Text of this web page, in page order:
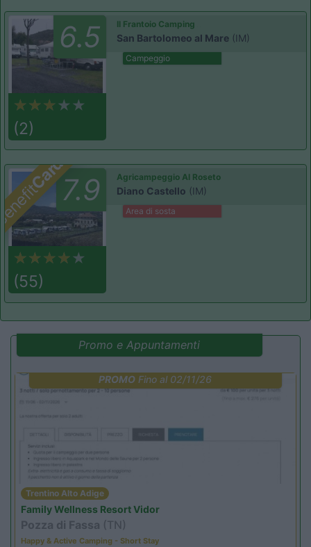
6.5
(2)
Il Frantoio Camping
San Bartolomeo al Mare (IM)
Campeggio
Card7.9
(55)
Agricampeggio Al Roseto
Diano Castello (IM)
Area di sosta
Promo e Appuntamenti
PROMO Fino al 02/11/26
Trentino Alto Adige
Family Wellness Resort Vidor
Pozza di Fassa (TN)
Happy & Active Camping - Short Stay